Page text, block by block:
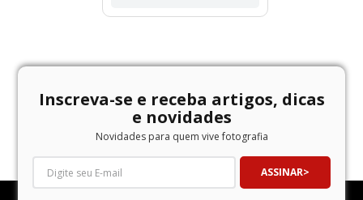
Inscreva-se e receba artigos, dicas
e novidades
Novidades para quem vive fotografia
ASSINAR